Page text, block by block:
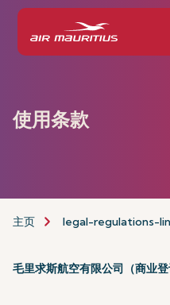
使用条款
主页 legal-regulations-
毛里求斯航空有限公司（商业